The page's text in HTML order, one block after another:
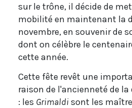
sur le trône, il décide de
mobilité en maintenant la
novembre, en souvenir de
dont on célèbre le
cette année.
Cette fête revêt une
raison de l'ancienneté de
: les Grimaldisont les